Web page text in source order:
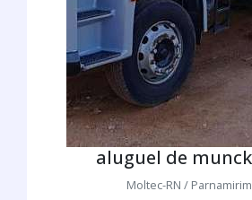
aluguel de
Moltec-RN / Parnamirim